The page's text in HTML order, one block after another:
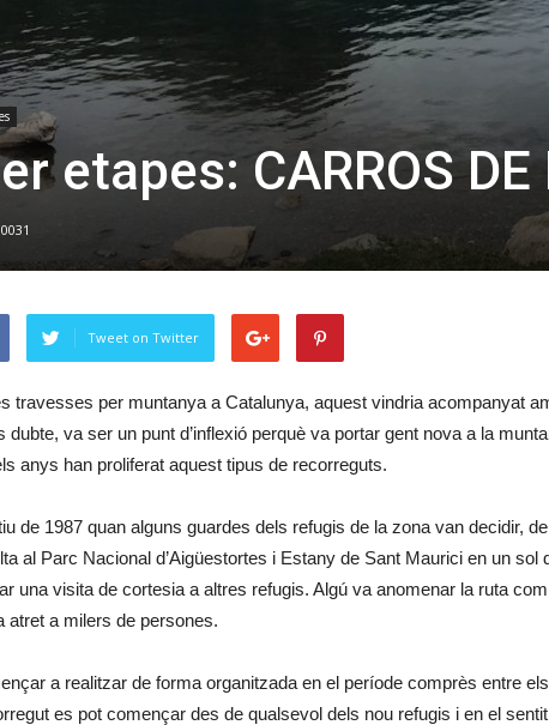
etapes: CARROS DE
Tweet on Twitter
travesses per muntanya a Catalunya, aquest vindria acompanyat
va ser un punt d’inflexió perquè va portar gent nova a la
anys han proliferat aquest tipus de recorreguts.
de 1987 quan alguns guardes dels refugis de la zona van decidir,
al Parc Nacional d’Aigüestortes i Estany de Sant Maurici en un sol
una visita de cortesia a altres refugis. Algú va anomenar la ruta
atret a milers de persones.
a realitzar de forma organitzada en el període comprès entre
es pot començar des de qualsevol dels nou refugis i en el